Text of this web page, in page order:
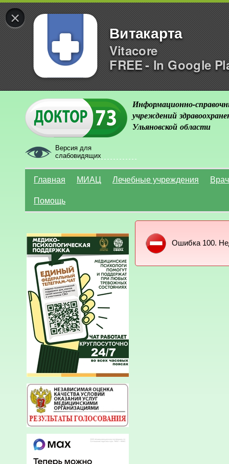
×
Витакарта
Vitacore
FREE - In Google
Версия для
слабовидящих
Информационно-
учреждений
Ульяновской области
Главная МИАЦ Лечебные учреждения
Помощь
Ошибка 100.